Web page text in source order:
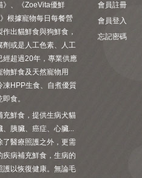
》、《ZoeVita優鮮
根據寵物每日每餐營
出貓鮮食與狗鮮食，
劑或是人工色素、人工
經超過20年，專業供應
鮮食及天然寵物用
凍HPP生食、自煮優質
食。
充鮮食，提供生病犬貓
、胰臟、癌症、心臟...
了醫療照護之外，更需
病補充鮮食，生病的
護以恢復健康。無論毛
會員註冊
會員登入
忘記密碼